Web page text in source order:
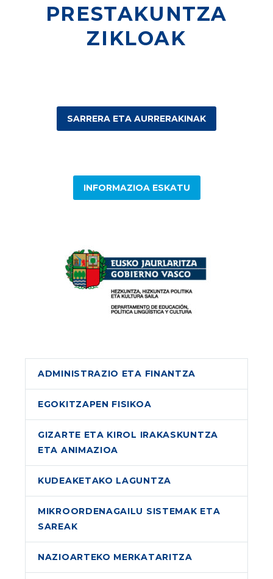
PRESTAKUNTZA
ZIKLOAK
SARRERA ETA AURRERAKINAK
INFORMAZIOA ESKATU
ADMINISTRAZIO ETA FINANTZA
EGOKITZAPEN FISIKOA
GIZARTE ETA KIROL IRAKASKUNTZA
ETA ANIMAZIOA
KUDEAKETAKO LAGUNTZA
MIKROORDENAGAILU SISTEMAK ETA
SAREAK
NAZIOARTEKO MERKATARITZA